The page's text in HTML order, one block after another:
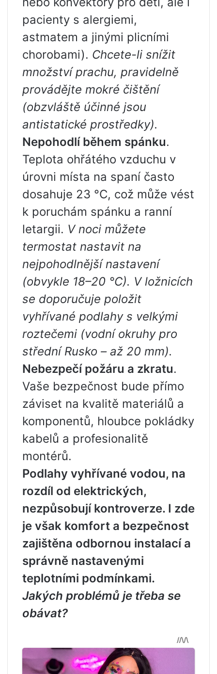
pacienty s alergiemi,
astmatem a jinými plicními
chorobami). Chcete-li snížit
množství prachu, pravidelně
provádějte mokré čištění
(obzvláště účinné jsou
antistatické prostředky).
Nepohodlí během spánku.
Teplota ohřátého vzduchu v
úrovni místa na spaní často
dosahuje 23 °C, což může vést
k poruchám spánku a ranní
letargii. V noci můžete
termostat nastavit na
nejpohodlnější nastavení
(obvykle 18–20 °C). V ložnicích
se doporučuje položit
vyhřívané podlahy s velkými
roztečemi (vodní okruhy pro
střední Rusko – až 20 mm).
Nebezpečí požáru a zkratu.
Vaše bezpečnost bude přímo
záviset na kvalitě materiálů a
komponentů, hloubce pokládky
kabelů a profesionalitě
montérů.
Podlahy vyhřívané vodou, na
rozdíl od elektrických,
nezpůsobují kontroverze. I zde
je však komfort a bezpečnost
zajištěna odbornou instalací a
správně nastavenými
teplotními podmínkami.
Jakých problémů je třeba se
obávat?